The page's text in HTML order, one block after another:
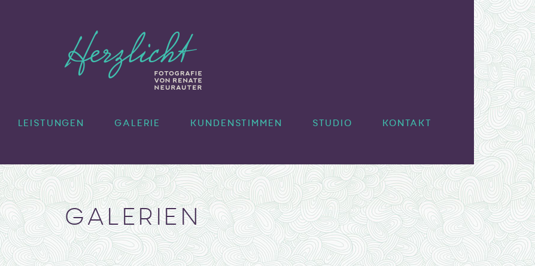
LEISTUNGEN GALERIE KUNDENSTIMMEN STUDIO KONTAKT
GALERIEN